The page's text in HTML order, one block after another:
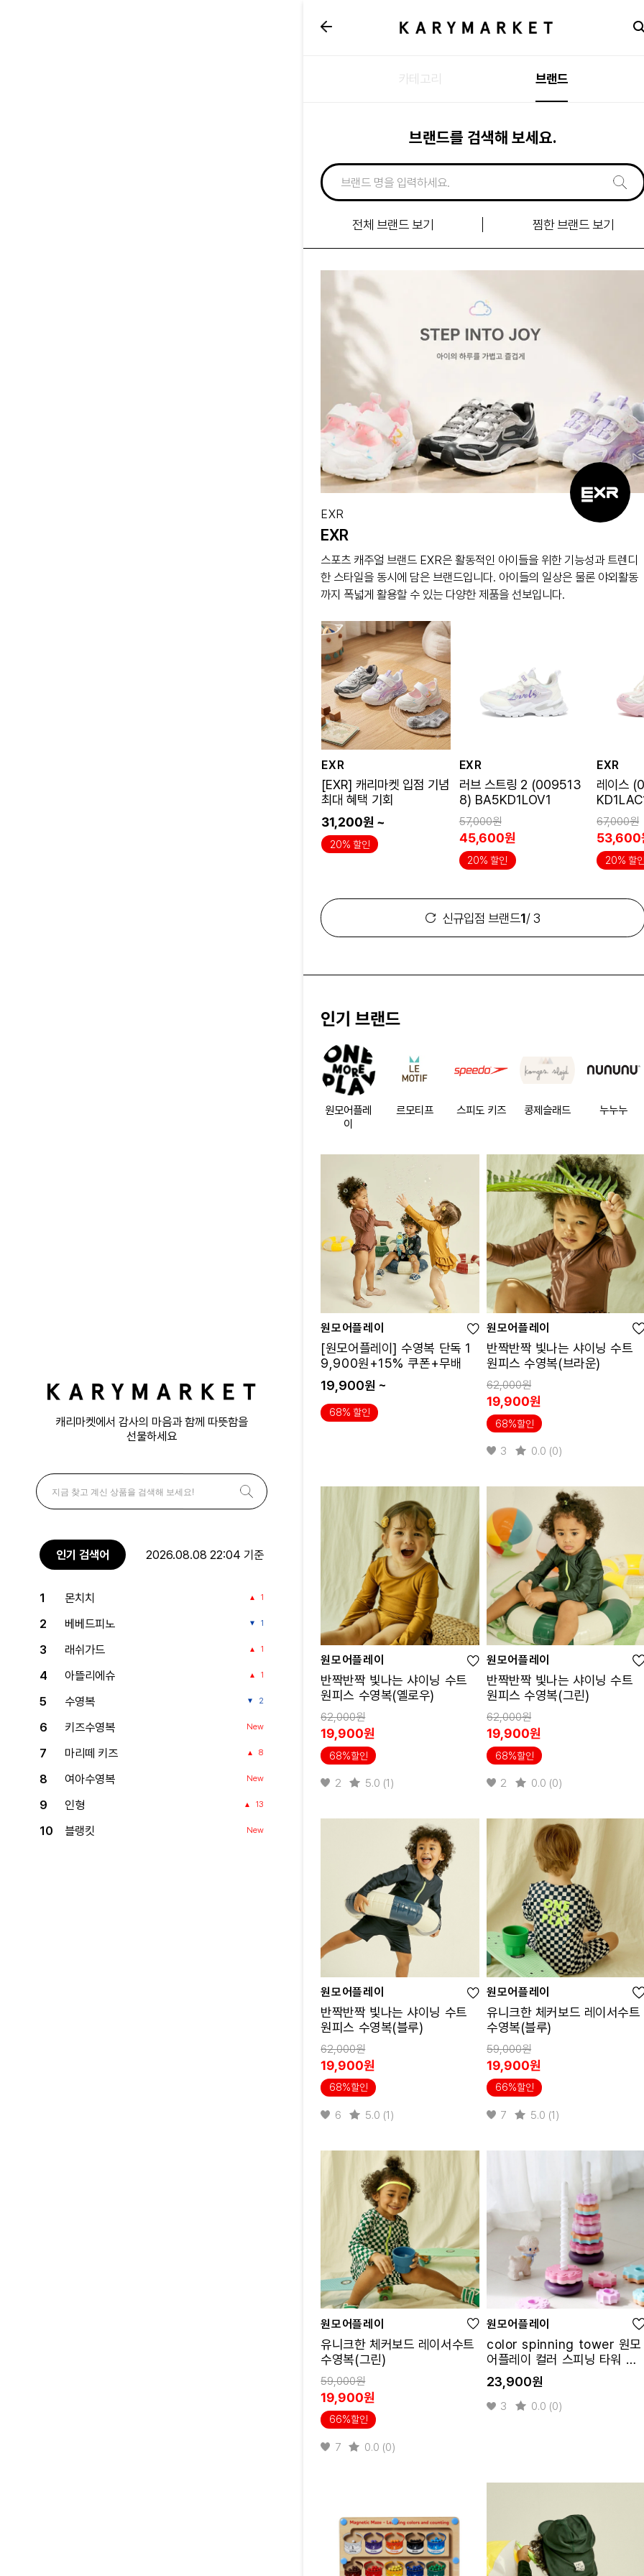
캐리마켓에서 감사의 마음과 함께 따뜻함을
선물하세요
인기 검색어 2026.08.08 22:04 기준
1 몬치치 1
2 베베드피노 1
3 래쉬가드 1
4 아뜰리에슈 1
5 수영복 2
6 키즈수영복 New
7 마리떼 키즈 8
8 여아수영복 New
9 인형 13
10 블랭킷 New
카테고리 브랜드
브랜드를 검색해 보세요.
전체 브랜드 보기 찜한 브랜드 보기
입점
브랜드
EXR
EXR
스포츠 캐주얼 브랜드 EXR은 활동적인 아이들을 위한 기능성과 트렌디
한 스타일을 동시에 담은 브랜드입니다. 아이들의 일상은 물론 야외활동
까지 폭넓게 활용할 수 있는 다양한 제품을 선보입니다.
EXR
[EXR] 캐리마켓 입점 기념
최대 혜택 기회
31,200원 ~
20% 할인
EXR
러브 스트링 2 (009513
8) BA5KD1LOV1
57,000원
45,600원
20% 할인
EXR
레이스
67,000원
53,600
20% 할인
신규입점 브랜드1/ 3
인기 브랜드
원모어플레
이
르모티프 스피도 키즈 콩제슬래드 누누누
원모어플레이
[원모어플레이] 수영복 단독 1
9,900원+15% 쿠폰+무배
19,900원 ~
68% 할인
원모어플레이
반짝반짝 빛나는 샤이닝 수트
원피스 수영복(브라운)
62,000원
19,900원
68%할인
3 0.0 (0)
원모어플레이
반짝반짝 빛나는 샤이닝 수트
원피스 수영복(옐로우)
62,000원
19,900원
68%할인
2 5.0 (1)
원모어플레이
반짝반짝 빛나는 샤이닝 수트
원피스 수영복(그린)
62,000원
19,900원
68%할인
2 0.0 (0)
원모어플레이
반짝반짝 빛나는 샤이닝 수트
원피스 수영복(블루)
62,000원
19,900원
68%할인
6 5.0 (1)
원모어플레이
유니크한 체커보드 레이서수트
수영복(블루)
59,000원
19,900원
66%할인
7 5.0 (1)
원모어플레이
유니크한 체커보드 레이서수트
수영복(그린)
59,000원
19,900원
66%할인
7 0.0 (0)
원모어플레이
color spinning tower 원모
어플레이 컬러 스피닝 타워 링
쌓기 교구
23,900원
3 0.0 (0)